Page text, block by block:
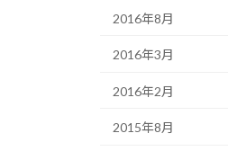
2016年8月
2016年3月
2016年2月
2015年8月